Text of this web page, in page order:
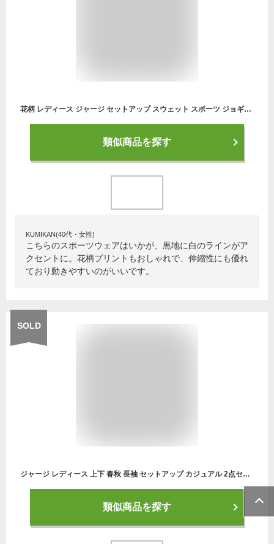
花柄 レディース ジャージ セットアップ スウェット スポーツ ジョギング ワークアウト 部屋着 上下セット スポーツウェアセット スポーツ おしゃれ ジョギング ヨガ 運動着 ダンス アウトドア ルームウェア 花柄プリント 白 ホワイト white ピンク pink 黒 ブラック black
類似商品を探す
KUMIKAN(40代・女性)
こちらのスポーツウェアはいかが、黒地に白のラインがア
クセントに。花柄プリントもおしゃれで、伸縮性にも優れ
ており動きやすいのがいいです。
SOLD
ジャージ レディース 上下 春秋 長袖 セットアップ カジュアル 2点セット スウェット トレーナー スポーツウェア 運動服 部屋着 韓国風 着痩せ 10代20代 おしやれ
類似商品を探す